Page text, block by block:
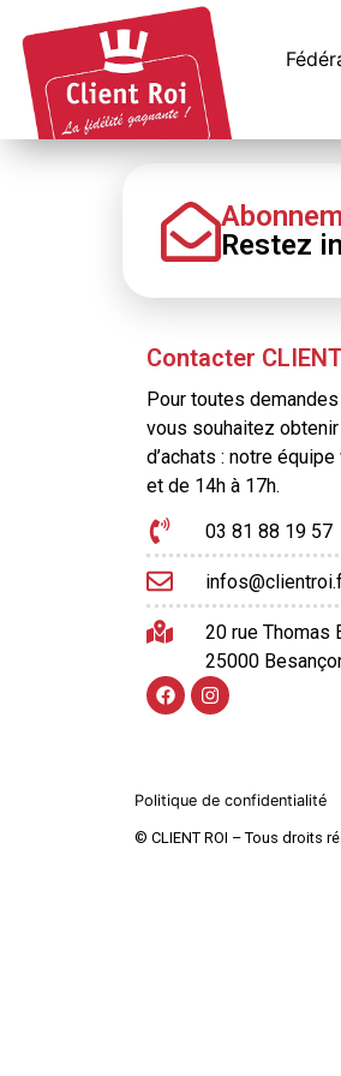
Restez
Contacter
Pour toutes
vous souhaitez
d’achats : notre
et de 14h à 17h.
03 81 88 19 57
20 rue Thomas
25000
Politique de confidentialité
© CLIENT ROI – Tous droits
Panneau de gestion des cookies